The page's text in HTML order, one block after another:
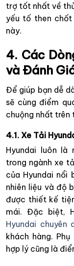
trợ tốt nhất về
yếu tố then
này.
4. Các
và Đánh
Để giúp bạn dễ
sẽ cùng điểm
chuộng nhất trên
4.1. Xe Tải
Hyundai luôn là
trong ngành xe
của Hyundai
nhiên liệu và độ
được thiết kế
mái. Đặc biệt,
Hyundai chuyên
khách hàng.
hợp lý cũng là